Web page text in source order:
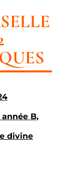
B,
divine